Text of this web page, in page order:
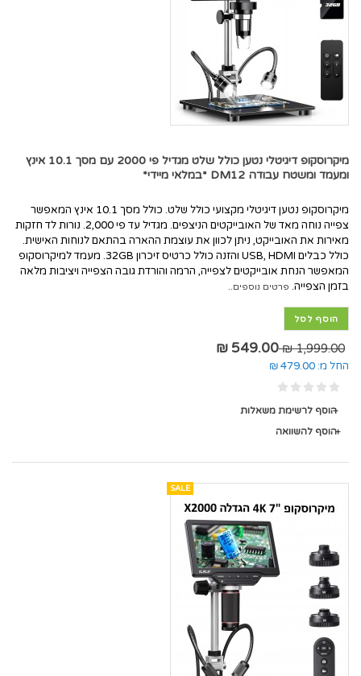
מיקרוסקופ דיגיטלי נטען כולל שלט מגדיל פי 2000 עם מסך 10.1 אינץ
ומעמד ומשטח עבודה DM12 *במלאי מיידי*
מיקרוסקופ נטען דיגיטלי מקצועי כולל שלט. כולל מסך 10.1 אינץ המאפשר
צפייה נוחה מאד של האובייקטים הניצפים. מגדיל עד פי 2,000. נורות לד חזקות
מאירות את האובייקט, ניתן לכוון את עוצמת ההארה בהתאם לנוחות האישית.
כולל כבלים USB, HDMI והזנה כולל כרטיס זיכרון 32GB. מעמד למיקרוסקופ
המאפשר הנחת אובייקטים לצפייה, הרמה והורדת גובה הצפייה ויציבות מלאה
בזמן הצפייה. פרטים נוספים..
הוסף לסל
1,999.00 ₪
549.00 ₪
החל מ: 479.00 ₪
הוסף לרשימת משאלות
הוסף להשוואה
SALE